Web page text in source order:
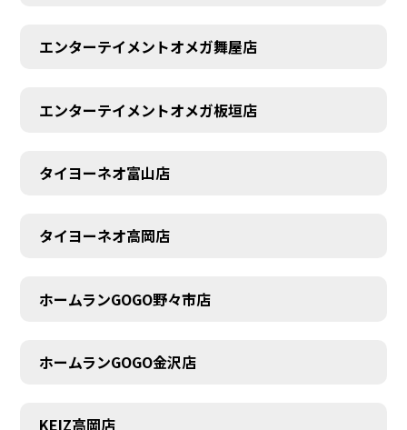
AUDITION
エンターテイメントオメガ舞屋店
エンターテイメントオメガ板垣店
タイヨーネオ富山店
タイヨーネオ高岡店
ホームランGOGO野々市店
ホームランGOGO金沢店
KEIZ高岡店